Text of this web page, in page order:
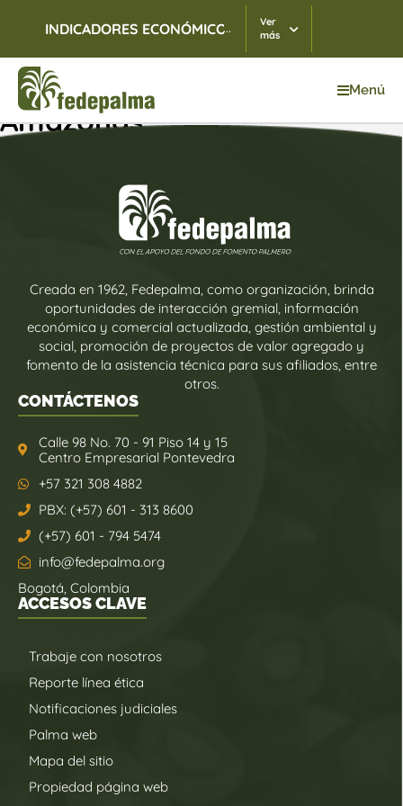
INDICADORES ECONÓMICOS TRM 07/08/2026
...
Ver
más
Menú
Amazonas
Creada en 1962, Fedepalma, como organización, brinda
oportunidades de interacción gremial, información
económica y comercial actualizada, gestión ambiental y
social, promoción de proyectos de valor agregado y
fomento de la asistencia técnica para sus afiliados, entre
otros.
CONTÁCTENOS
Calle 98 No. 70 - 91 Piso 14 y 15
Centro Empresarial Pontevedra
+57 321 308 4882
PBX: (+57) 601 - 313 8600
(+57) 601 - 794 5474
info@fedepalma.org
Bogotá, Colombia
ACCESOS CLAVE
Trabaje con nosotros
Reporte línea ética
Notificaciones judiciales
Palma web
Mapa del sitio
Propiedad página web